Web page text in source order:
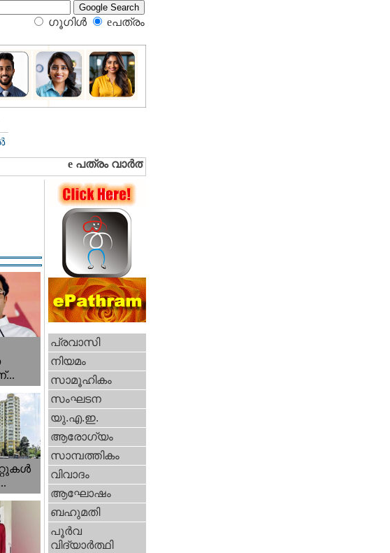
ഗൂഗിള്‍ eപത്രം‍
പ്രവാസി
നിയമം
സാമൂഹികം
സംഘടന
യു.എ.ഇ.
ആരോഗ്യം
സാമ്പത്തികം
വിവാദം
ആഘോഷം
ബഹുമതി
പൂര്‍വ
വിദ്യാര്‍ത്ഥി